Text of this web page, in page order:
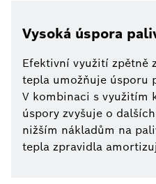
Vysoká úspora
Efektivní využití zpětně
tepla umožňuje úsporu
V kombinaci s využitím
úspory zvyšuje o
nižším nákladům na
tepla zpravidla